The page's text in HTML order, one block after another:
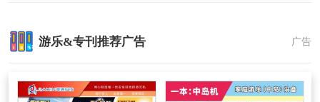
游乐&专刊推荐广告 广告